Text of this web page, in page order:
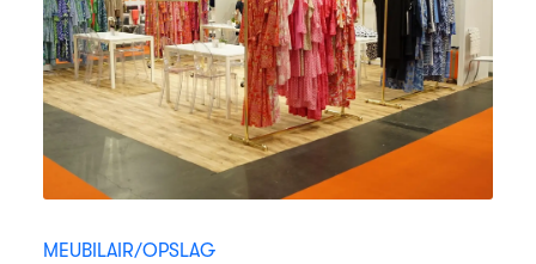
MEUBILAIR/OPSLAG